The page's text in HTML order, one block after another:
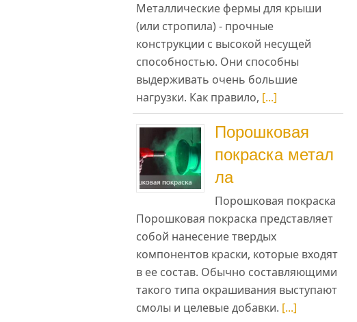
Металлические фермы для крыши
(или стропила) - прочные
конструкции с высокой несущей
способностью. Они способны
выдерживать очень большие
нагрузки. Как правило, [...]
Порошковая
покраска метал
ла
Порошковая покраска
Порошковая покраска представляет
собой нанесение твердых
компонентов краски, которые входят
в ее состав. Обычно составляющими
такого типа окрашивания выступают
смолы и целевые добавки. [...]